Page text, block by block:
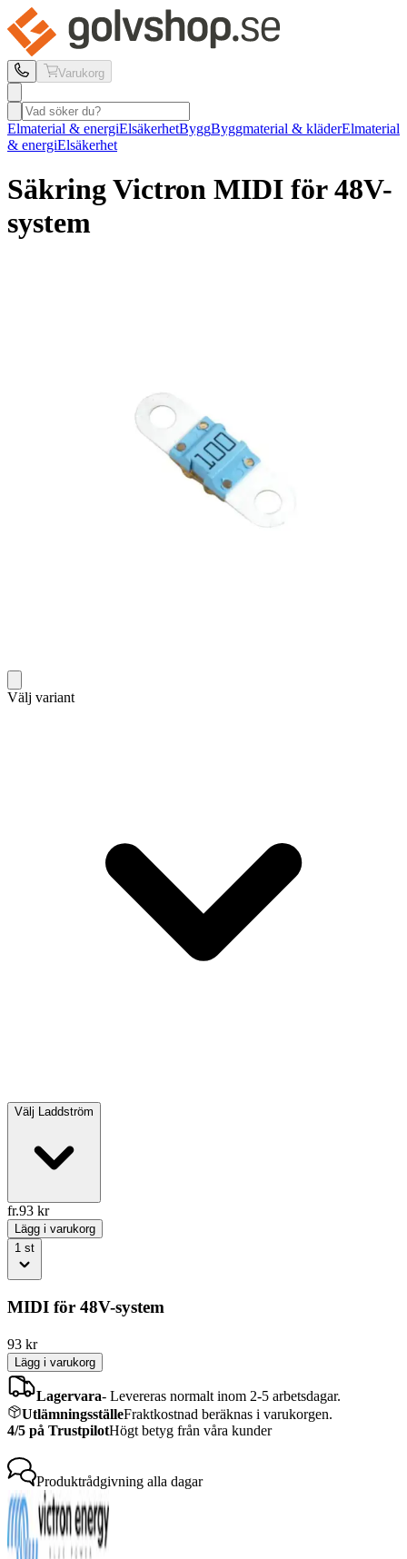
Varukorg
Elmaterial & energiElsäkerhetByggByggmaterial & kläderElmaterial
& energiElsäkerhet
Säkring Victron MIDI för 48V-
system
Välj variant
Välj Laddström
fr.93 kr
Lägg i varukorg
1 st
MIDI för 48V-system
93 kr
Lägg i varukorg
Lagervara- Levereras normalt inom 2-5 arbetsdagar.
UtlämningsställeFraktkostnad beräknas i varukorgen.
4/5 på TrustpilotHögt betyg från våra kunder
Produktrådgivning alla dagar